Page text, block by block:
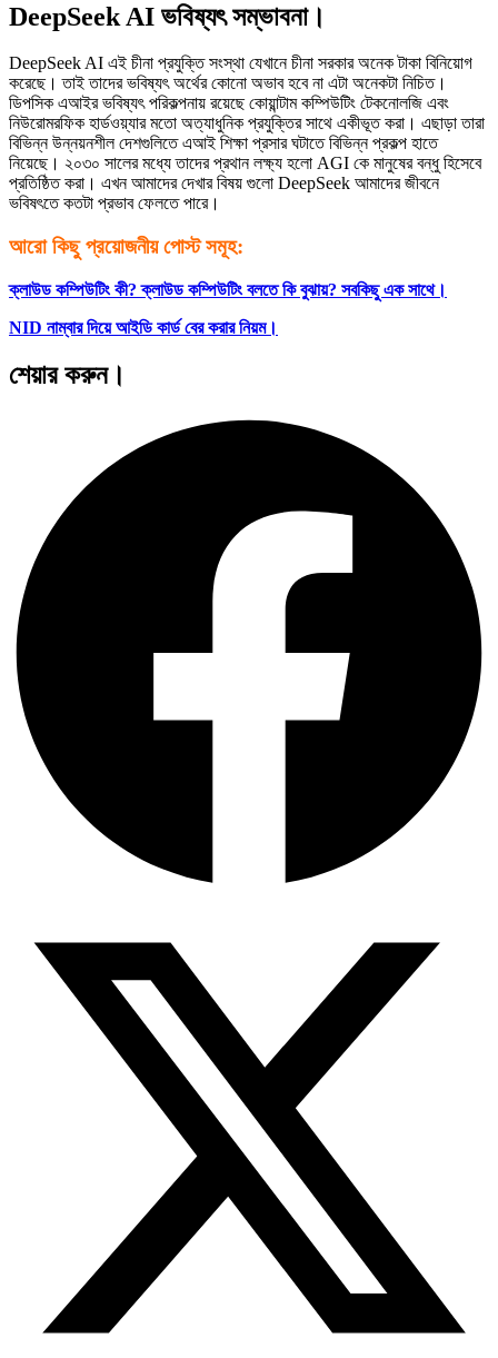
DeepSeek AI ভবিষ্যৎ সম্ভাবনা।
DeepSeek AI এই চীনা প্রযুক্তি সংস্থা যেখানে চীনা সরকার অনেক টাকা বিনিয়োগ
করেছে। তাই তাদের ভবিষ্যৎ অর্থের কোনো অভাব হবে না এটা অনেকটা নিচিত।
ডিপসিক এআইর ভবিষ্যৎ পরিকল্পনায় রয়েছে কোয়ান্টাম কম্পিউটিং টেকনোলজি এবং
নিউরোমরফিক হার্ডওয়্যার মতো অত্যাধুনিক প্রযুক্তির সাথে একীভূত করা। এছাড়া তারা
বিভিন্ন উন্নয়নশীল দেশগুলিতে এআই শিক্ষা প্রসার ঘটাতে বিভিন্ন প্রকল্প হাতে
নিয়েছে। ২০৩০ সালের মধ্যে তাদের প্রথান লক্ষ্য হলো AGI কে মানুষের বন্ধু হিসেবে
প্রতিষ্ঠিত করা। এখন আমাদের দেখার বিষয় গুলো DeepSeek আমাদের জীবনে
ভবিষৎতে কতটা প্রভাব ফেলতে পারে।
আরো কিছু প্রয়োজনীয় পোস্ট সমূহ:
ক্লাউড কম্পিউটিং কী? ক্লাউড কম্পিউটিং বলতে কি বুঝায়? সবকিছু এক সাথে।
NID নাম্বার দিয়ে আইডি কার্ড বের করার নিয়ম।
শেয়ার করুন।